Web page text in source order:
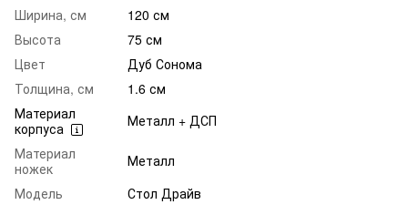
Ширина, см
120 см
Высота
75 см
Цвет
Дуб Сонома
Толщина, см
1.6 см
Материал
корпуса
Металл + ДСП
Материал
ножек
Металл
Модель
Стол Драйв